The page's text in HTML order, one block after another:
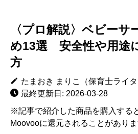
〈プロ解説〉ベビーサ
め13選 安全性や用途
方
たまおき まりこ（保育士ライタ
最終更新日: 2026-03-28
※記事で紹介した商品を購入する
Moovooに還元されることがありま